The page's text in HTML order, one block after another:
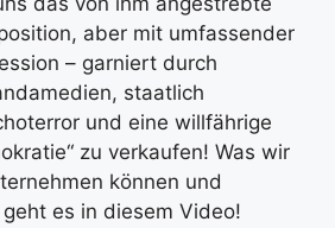
aber mit umfassender
– garniert durch
staatlich
und eine willfährige
zu verkaufen! Was wir
können und
es in diesem Video!